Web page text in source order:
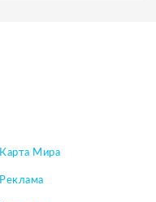
Карта Мира
Реклама